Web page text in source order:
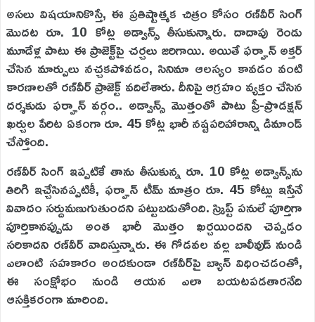
అసలు విషయానికొస్తే, ఈ ప్రతిష్టాత్మక చిత్రం కోసం రణ్‌వీర్ సింగ్
మొదట రూ. 10 కోట్ల అడ్వాన్స్ తీసుకున్నారు. దాదాపు రెండు
మూడేళ్ల పాటు ఈ ప్రాజెక్ట్‌పై చర్చలు జరిగాయి. అయితే ఫర్హాన్ అక్తర్
చేసిన మార్పులు నచ్చకపోవడం, సినిమా ఆలస్యం కావడం వంటి
కారణాలతో రణ్‌వీర్ ప్రాజెక్ట్ వదిలేశారు. దీనిపై ఆగ్రహం వ్యక్తం చేసిన
దర్శకుడు ఫర్హాన్ వర్గం.. అడ్వాన్స్ మొత్తంతో పాటు ప్రీ-ప్రొడక్షన్
ఖర్చుల పేరిట ఏకంగా రూ. 45 కోట్ల భారీ నష్టపరిహారాన్ని డిమాండ్
చేస్తోంది.
రణ్‌వీర్ సింగ్ ఇప్పటికే తాను తీసుకున్న రూ. 10 కోట్ల అడ్వాన్స్‌ను
తిరిగి ఇచ్చేసినప్పటికీ, ఫర్హాన్ టీమ్ మాత్రం రూ. 45 కోట్లు ఇస్తేనే
వివాదం సర్దుమణుగుతుందని పట్టుబడుతోంది. స్క్రిప్ట్ పనులే పూర్తిగా
పూర్తికానప్పుడు అంత భారీ మొత్తం ఖర్చయిందని చెప్పడం
సరికాదని రణ్‌వీర్ వాదిస్తున్నారు. ఈ గోడవల వల్ల బాలీవుడ్ నుండి
ఎలాంటి సహకారం అందకుండా రణ్‌వీర్‌పై బ్యాన్ విధించడంతో,
ఈ సంక్షోభం నుండి ఆయన ఎలా బయటపడతారనేది
ఆసక్తికరంగా మారింది.